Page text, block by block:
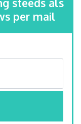
steeds als
per mail